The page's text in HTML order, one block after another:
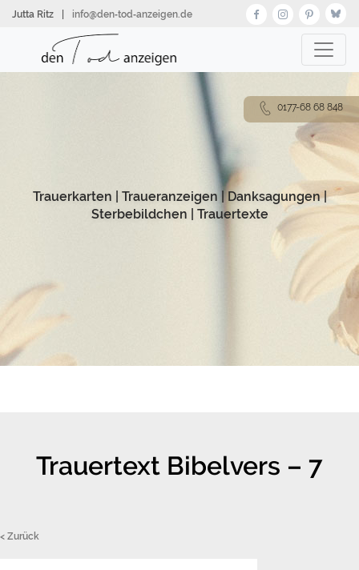
zumJutta Ritz info@den‑tod‑anzeigen.de
Trauerkarten Traueranzeigen |Danksagungen|
Sterbebildchen
Trauertexte
Trauertext Bibelvers – 7
< Zurück
0177-68 68 848